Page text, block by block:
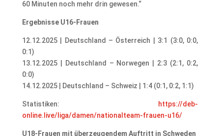
60 Minuten noch mehr drin gewesen.“
Ergebnisse U16-Frauen
12.12.2025 | Deutschland – Österreich | 3:1 (3:0, 0:0,
0:1)
13.12.2025 | Deutschland – Norwegen | 2:3 (2:1, 0:2,
0:0)
14.12.2025 | Deutschland – Schweiz | 1:4 (0:1, 0:2, 1:1)
Statistiken: https://deb-
online.live/liga/damen/nationalteam-frauen-u16/
U18-Frauen mit überzeugendem Auftritt in Schweden